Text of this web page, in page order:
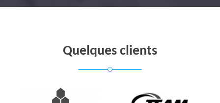
Quelques clients